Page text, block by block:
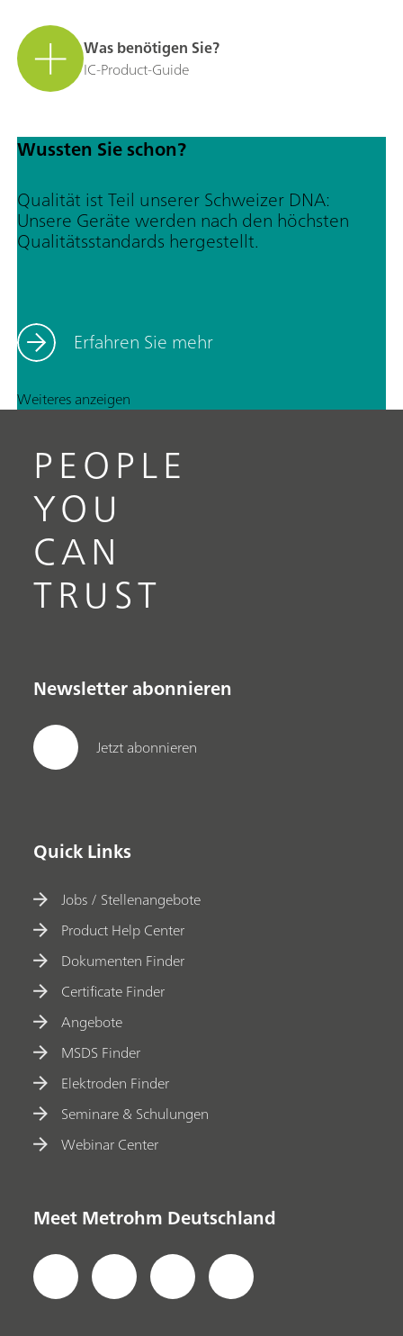
Was benötigen Sie?
IC-Product-Guide
Wussten Sie schon?
Qualität ist Teil unserer Schweizer DNA:
Unsere Geräte werden nach den höchsten
Qualitätsstandards hergestellt.
Erfahren Sie mehr
Weiteres anzeigen
PEOPLE
YOU
CAN
TRUST
Newsletter abonnieren
Jetzt abonnieren
Quick Links
Jobs / Stellenangebote
Product Help Center
Dokumenten Finder
Certificate Finder
Angebote
MSDS Finder
Elektroden Finder
Seminare & Schulungen
Webinar Center
Meet Metrohm Deutschland